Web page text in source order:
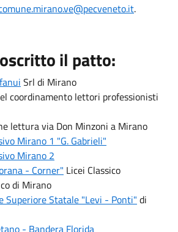
.
il patto:
Srl di Mirano
coordinamento lettori professionisti
lettura via Don Minzoni a Mirano
Mirano 1 "G. Gabrieli"
Mirano 2
- Corner" Licei Classico
di Mirano
Superiore Statale "Levi - Ponti" di
- Bandera Florida